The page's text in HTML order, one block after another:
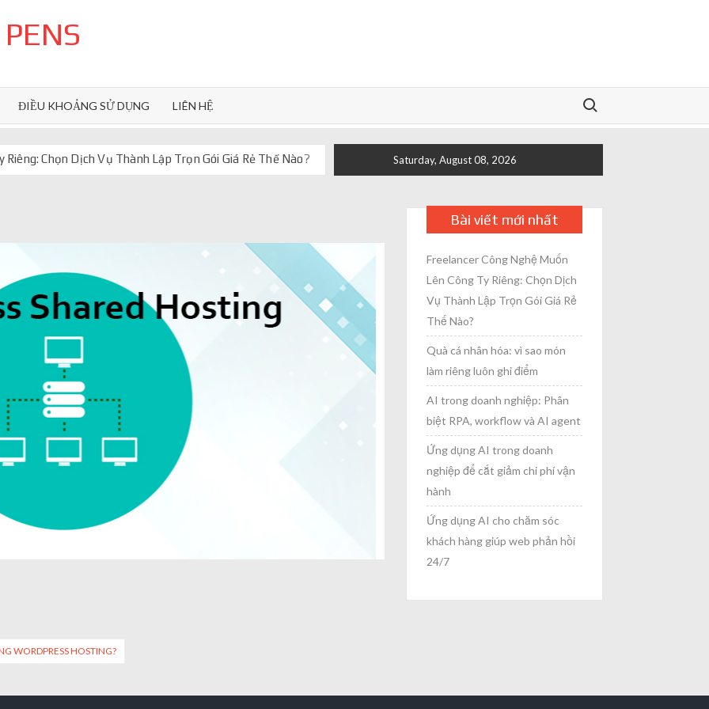
ĐIỀU KHOẢNG SỬ DỤNG LIÊN HỆ
Search for:
Chọn Dịch Vụ Thành Lập Trọn Gói Giá Rẻ Thế Nào?
và AI agent
thống ra sao
Saturday, August 08, 2026
WORDPRESS HOSTING?
Bài viết mới nhất
Freelancer Công Nghệ Muốn
Lên Công Ty Riêng: Chọn Dịch
Vụ Thành Lập Trọn Gói Giá Rẻ
Thế Nào?
Quà cá nhân hóa: vì sao món
làm riêng luôn ghi điểm
AI trong doanh nghiệp: Phân
biệt RPA, workflow và AI agent
Ứng dụng AI trong doanh
nghiệp để cắt giảm chi phí vận
hành
Ứng dụng AI cho chăm sóc
khách hàng giúp web phản hồi
24/7